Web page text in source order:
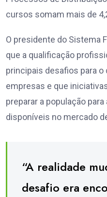
cursos somam mais de
O presidente do Sistema
que a qualificação
principais desafios para
empresas e que
preparar a população
disponíveis no mercado
“A realidade
desafio era